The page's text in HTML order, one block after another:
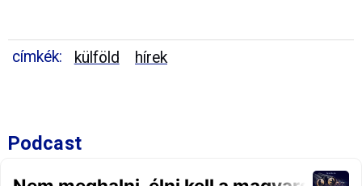
címkék: külföld hírek
Podcast